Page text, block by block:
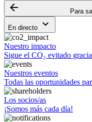
arrow_backward Para
En directo keyboard_arrow_down
Nuestro impacto
Sigue el CO₂ evitado
Nuestros eventos
Todas las oportunidades
Los socios/as
¡Somos más cada día!